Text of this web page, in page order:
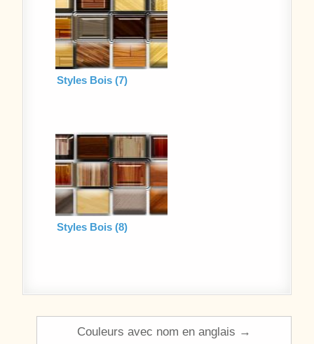
Styles Bois (7)
Styles Bois (8)
Navigation de l’article
Couleurs avec nom en anglais →